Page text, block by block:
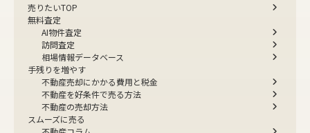
売りたいTOP
無料査定
AI物件査定
訪問査定
相場情報データベース
手残りを増やす
不動産売却にかかる費用と税金
不動産を好条件で売る方法
不動産の売却方法
スムーズに売る